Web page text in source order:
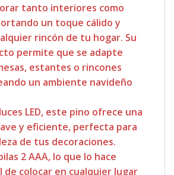
tanto interiores como
un toque cálido y
rincón de tu hogar. Su
permite que se adapte
estantes o rincones
un ambiente navideño
LED, este pino ofrece una
y eficiente, perfecta para
de tus decoraciones.
2 AAA, lo que lo hace
de colocar en cualquier lugar